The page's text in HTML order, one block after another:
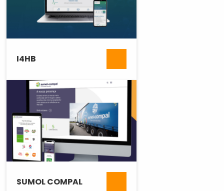
I4HB
SUMOL COMPAL